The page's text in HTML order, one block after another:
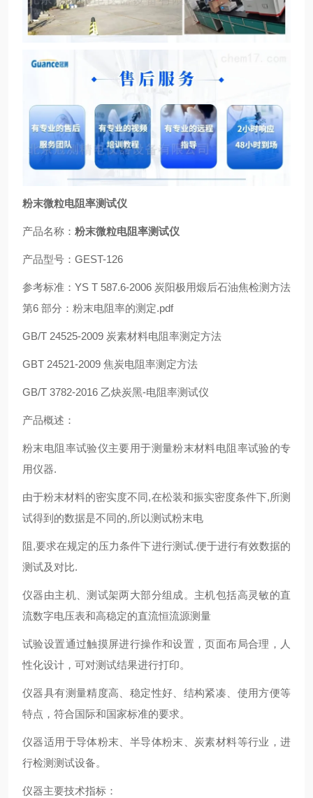
粉末微粒电阻率测试仪
产品名称： 粉末微粒电阻率测试仪
产品型号：GEST-126
参考标准：YS T 587.6-2006 炭阳极用煅后石油焦检测方法
第6 部分：粉末电阻率的测定.pdf
GB/T 24525-2009 炭素材料电阻率测定方法
GBT 24521-2009 焦炭电阻率测定方法
GB/T 3782-2016 乙炔炭黑-电阻率测试仪
产品概述：
粉末电阻率试验仪主要用于测量粉末材料电阻率试验的专
用仪器.
由于粉末材料的密实度不同,在松装和振实密度条件下,所测
试得到的数据是不同的,所以测试粉末电
阻,要求在规定的压力条件下进行测试.便于进行有效数据的
测试及对比.
仪器由主机、测试架两大部分组成。主机包括高灵敏的直
流数字电压表和高稳定的直流恒流源测量
试验设置通过触摸屏进行操作和设置，页面布局合理，人
性化设计，可对测试结果进行打印。
仪器具有测量精度高、稳定性好、结构紧凑、使用方便等
特点，符合国际和国家标准的要求。
仪器适用于导体粉末、半导体粉末、炭素材料等行业，进
行检测测试设备。
仪器主要技术指标：